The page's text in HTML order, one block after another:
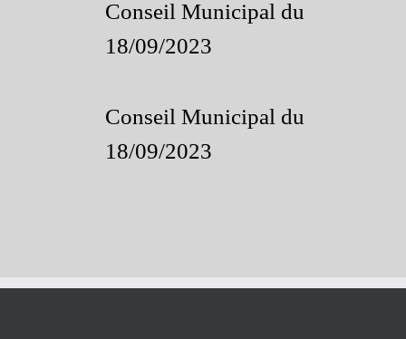
Conseil Municipal du
18/09/2023
Conseil Municipal du
18/09/2023